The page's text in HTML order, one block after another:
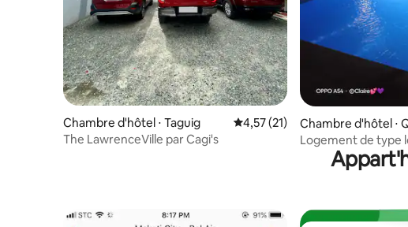
Chambre d'hôtel ⋅ Taguig Évaluation moyenne sur la
4,57 (21)
The LawrenceVille par Cagi's
Chambre d'hôtel ⋅
Logement de type